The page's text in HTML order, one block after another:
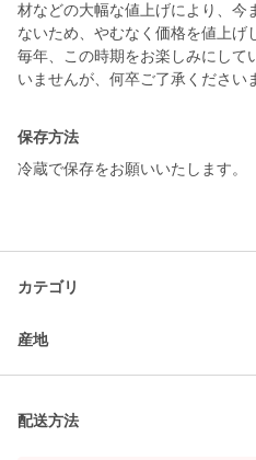
材などの大幅な値上げにより、今
ないため、やむなく価格を値上げ
毎年、この時期をお楽しみにして
いませんが、何卒ご了承ください
保存方法
冷蔵で保存をお願いいたします。
カテゴリ
産地
配送方法